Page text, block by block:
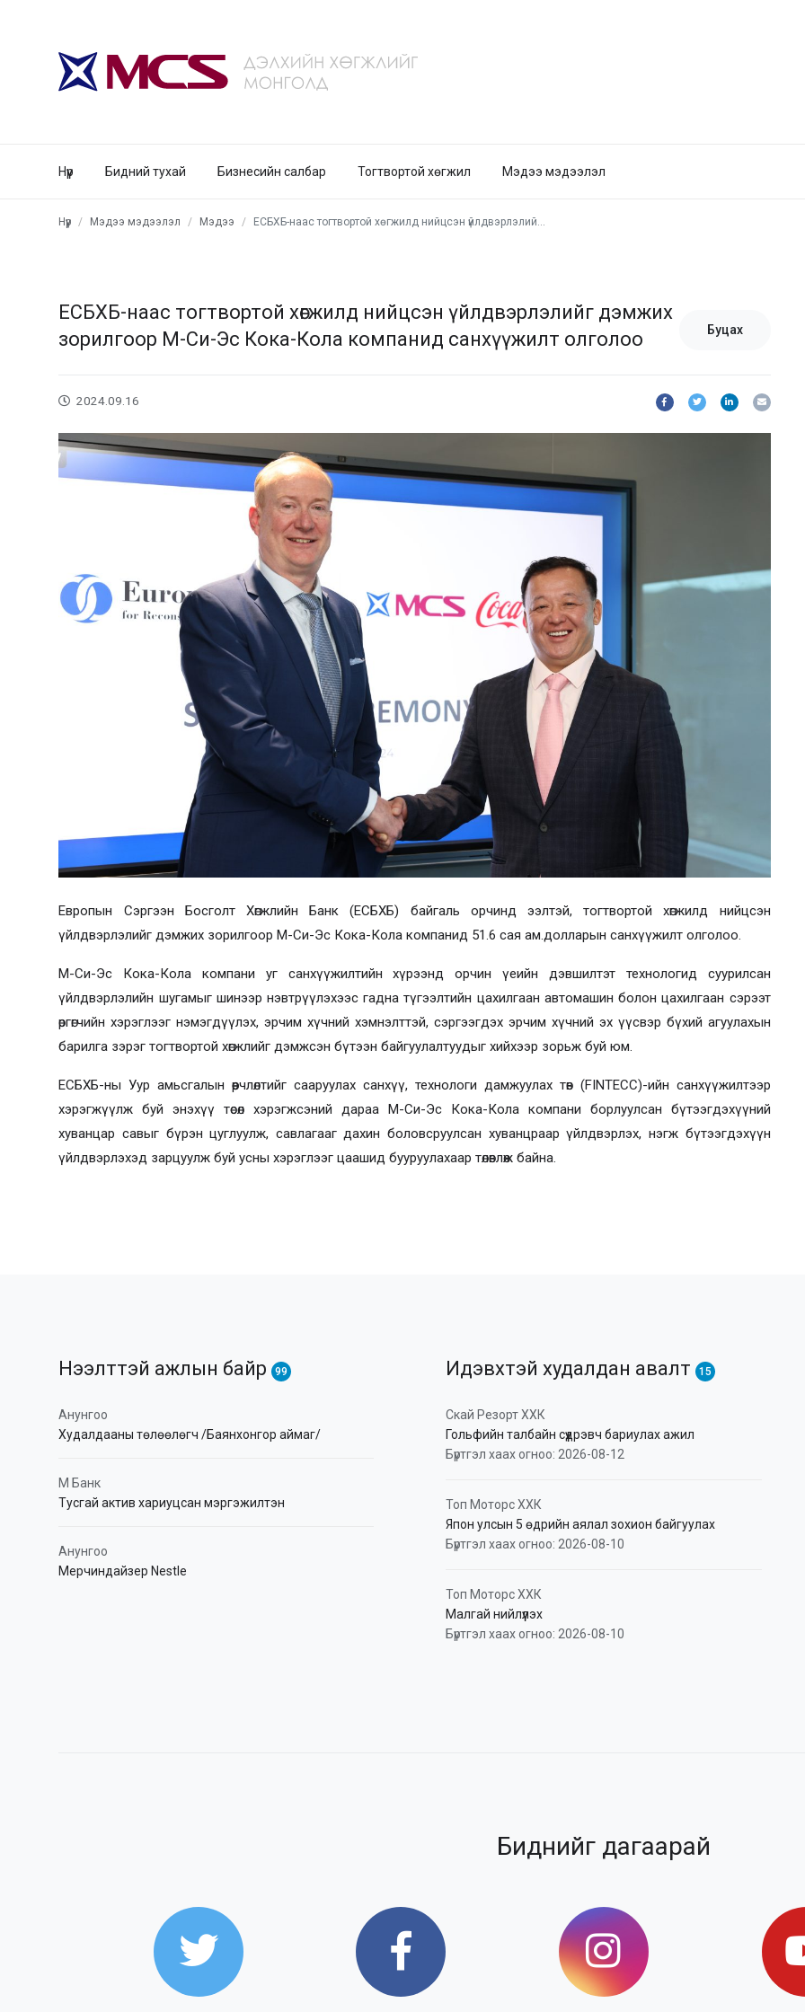
Нүүр Бидний тухай Бизнесийн салбар Тогтвортой хөгжил Мэдээ мэдээлэл
Нүүр Мэдээ мэдээлэл Мэдээ ЕСБХБ-наас тогтвортой хөгжилд нийцсэн үйлдвэрлэлийг дэмжих зорилгоор М-Си-Эс Кока-Кола компанид санхүүжилт олголоо
ЕСБХБ-наас тогтвортой хөгжилд нийцсэн үйлдвэрлэлийг дэмжих
зорилгоор М-Си-Эс Кока-Кола компанид санхүүжилт олголоо
Буцах
2024.09.16
Европын Сэргээн Босголт Хөгжлийн Банк (ЕСБХБ) байгаль орчинд ээлтэй, тогтвортой хөгжилд нийцсэн
үйлдвэрлэлийг дэмжих зорилгоор М-Си-Эс Кока-Кола компанид 51.6 сая ам.долларын санхүүжилт олголоо.
М-Си-Эс Кока-Кола компани уг санхүүжилтийн хүрээнд орчин үеийн дэвшилтэт технологид суурилсан
үйлдвэрлэлийн шугамыг шинээр нэвтрүүлэхээс гадна түгээлтийн цахилгаан автомашин болон цахилгаан сэрээт
өргөгчийн хэрэглээг нэмэгдүүлэх, эрчим хүчний хэмнэлттэй, сэргээгдэх эрчим хүчний эх үүсвэр бүхий агуулахын
барилга зэрэг тогтвортой хөгжлийг дэмжсэн бүтээн байгуулалтуудыг хийхээр зорьж буй юм.
ЕСБХБ-ны Уур амьсгалын өөрчлөлтийг сааруулах санхүү, технологи дамжуулах төв (FINTECC)-ийн санхүүжилтээр
хэрэгжүүлж буй энэхүү төсөл хэрэгжсэний дараа М-Си-Эс Кока-Кола компани борлуулсан бүтээгдэхүүний
хуванцар савыг бүрэн цуглуулж, савлагааг дахин боловсруулсан хуванцраар үйлдвэрлэх, нэгж бүтээгдэхүүн
үйлдвэрлэхэд зарцуулж буй усны хэрэглээг цаашид бууруулахаар төлөвлөж байна.
Нээлттэй ажлын байр 99
Анунгоо
Худалдааны төлөөлөгч /Баянхонгор аймаг/
М Банк
Тусгай актив хариуцсан мэргэжилтэн
Анунгоо
Мерчиндайзер Nestle
Идэвхтэй худалдан авалт 15
Скай Резорт ХХК
Гольфийн талбайн сүүдрэвч бариулах ажил
Бүртгэл хаах огноо: 2026-08-12
Топ Моторс ХХК
Япон улсын 5 өдрийн аялал зохион байгуулах
Бүртгэл хаах огноо: 2026-08-10
Топ Моторс ХХК
Малгай нийлүүлэх
Бүртгэл хаах огноо: 2026-08-10
Биднийг дагаарай